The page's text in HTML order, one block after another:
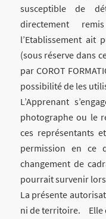
susceptible de
directement
l’Etablissement
(sous réserve dans
par COROT
possibilité de les
L’Apprenant
photographe ou le
ces représentants
permission en ce
changement de
pourrait survenir
La présente
ni de territoire. Elle